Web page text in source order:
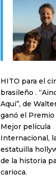
HITO para el
brasileño .
Aqui”, de
ganó el Premio
Mejor película
Internacional,
estatuilla
de la historia
carioca.